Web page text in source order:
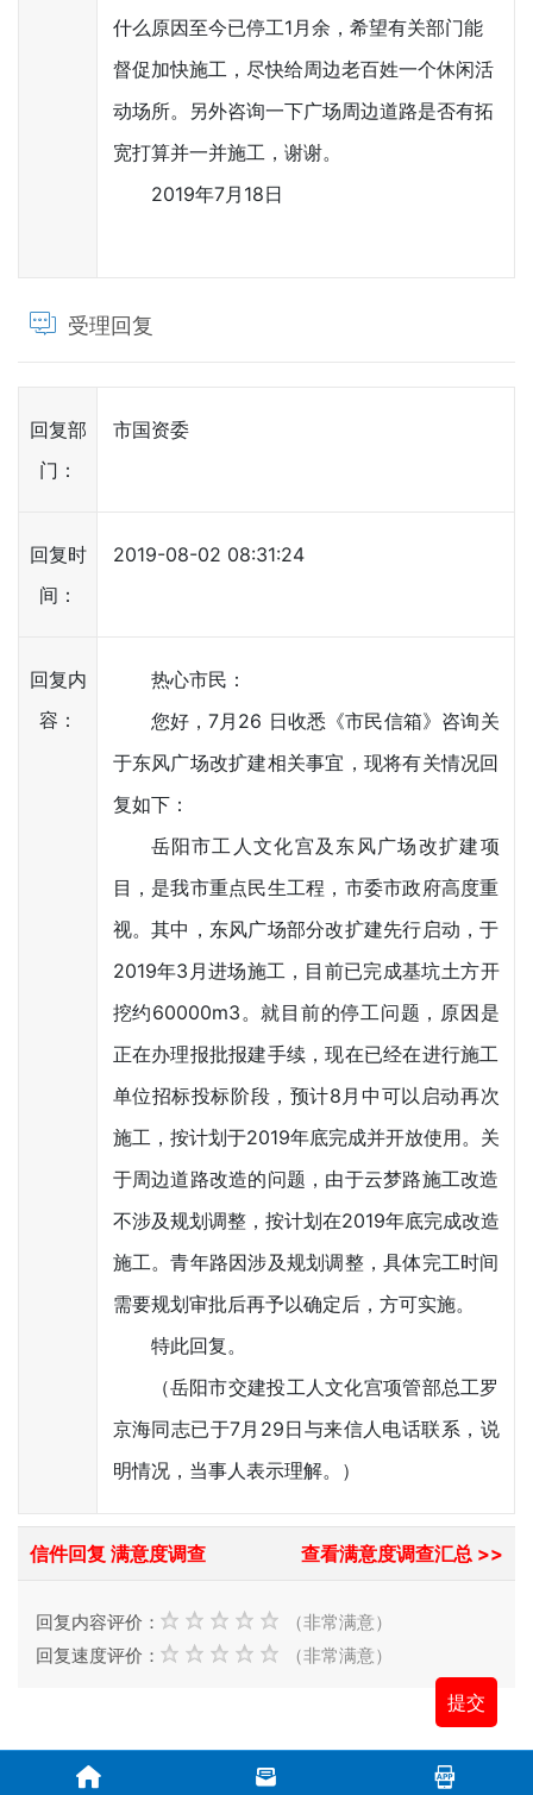
什么原因至今已停工1月余，希望有关部门能
督促加快施工，尽快给周边老百姓一个休闲活
动场所。另外咨询一下广场周边道路是否有拓
宽打算并一并施工，谢谢。
2019年7月18日
受理回复
回复部
门：
市国资委
回复时
间：
2019-08-02 08:31:24
回复内
容：
热心市民：
您好，7月26 日收悉《市民信箱》咨询关
于东风广场改扩建相关事宜，现将有关情况回
复如下：
岳阳市工人文化宫及东风广场改扩建项
目，是我市重点民生工程，市委市政府高度重
视。其中，东风广场部分改扩建先行启动，于
2019年3月进场施工，目前已完成基坑土方开
挖约60000m3。就目前的停工问题，原因是
正在办理报批报建手续，现在已经在进行施工
单位招标投标阶段，预计8月中可以启动再次
施工，按计划于2019年底完成并开放使用。关
于周边道路改造的问题，由于云梦路施工改造
不涉及规划调整，按计划在2019年底完成改造
施工。青年路因涉及规划调整，具体完工时间
需要规划审批后再予以确定后，方可实施。
特此回复。
（岳阳市交建投工人文化宫项管部总工罗
京海同志已于7月29日与来信人电话联系，说
明情况，当事人表示理解。）
信件回复 满意度调查 查看满意度调查汇总 >>
回复内容评价：
（非常满意）
回复速度评价：
（非常满意）